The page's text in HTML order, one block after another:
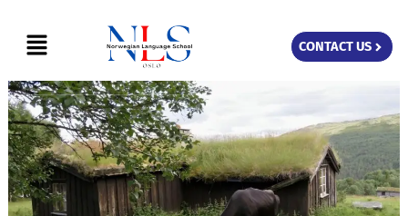
content
Menu CONTACT US